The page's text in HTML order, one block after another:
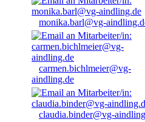
monika.barl@vg-
carmen.bichlmeier@vg-
aindling.de
claudia.binder@vg-